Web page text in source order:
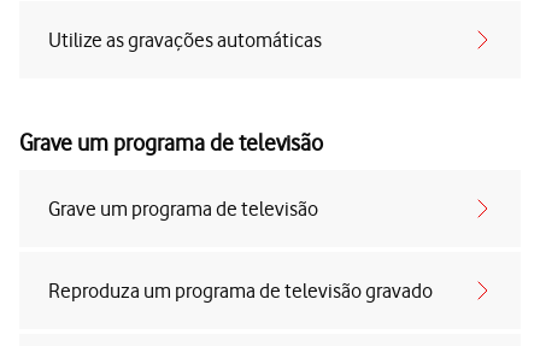
Utilize as gravações automáticas
Grave um programa de televisão
Grave um programa de televisão
Reproduza um programa de televisão gravado